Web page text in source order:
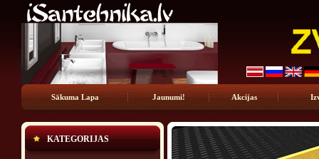
Sākuma Lapa Jaunumi! Akcijas
KATEGORIJAS